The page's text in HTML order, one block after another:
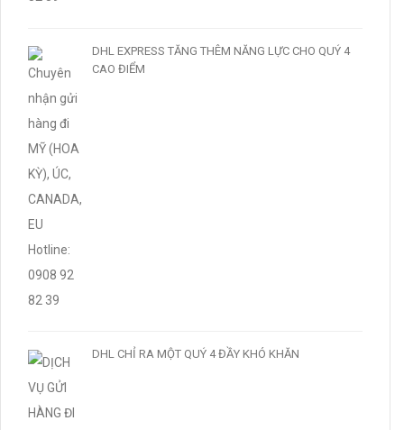
DHL EXPRESS TĂNG THÊM NĂNG LỰC CHO QUÝ 4
CAO ĐIỂM
DHL CHỈ RA MỘT QUÝ 4 ĐẦY KHÓ KHĂN